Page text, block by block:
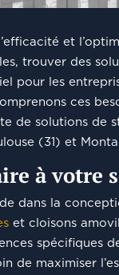
et
trouver des
pour les
ces
de solutions de
(31) et
à votre
dans la
et cloisons
spécifiques
de maximiser